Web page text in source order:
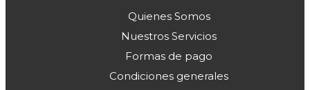
Quienes Somos
Nuestros Servicios
Formas de pago
Condiciones generales